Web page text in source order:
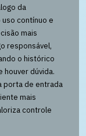
da
contínuo e
mais
responsável,
o histórico
dúvida.
porta de entrada
mais
controle